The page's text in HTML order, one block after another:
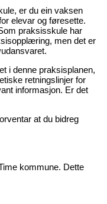
er du ein vaksen
elevar og føresette.
praksisskule har
men det er
i denne praksisplanen,
retningslinjer for
informasjon. Er det
at du bidreg
kommune. Dette